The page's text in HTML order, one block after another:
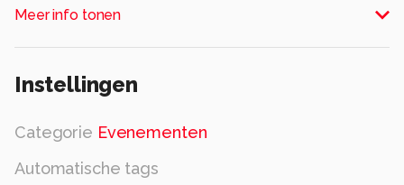
Meer info tonen
Instellingen
Categorie Evenementen
Automatische tags